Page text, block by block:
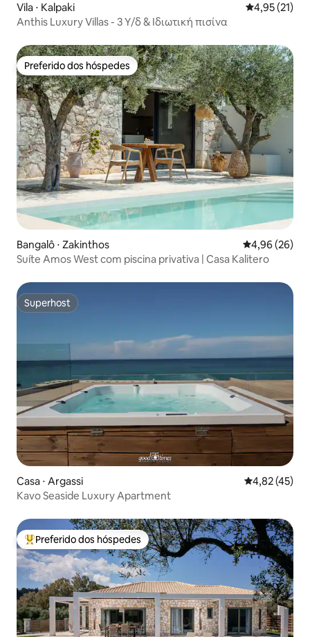
Vila ⋅ Kalpaki 4,95 de uma
4,95 (21)
Anthis Luxury Villas - 3 Υ/δ & Ιδιωτική πισίνα
Preferido dos hóspedes
Preferido dos hóspedes
Bangalô ⋅ Zakinthos 4,96 de uma
4,96 (26)
Suíte Amos West com piscina privativa | Casa Kalitero
Superhost
Superhost
Casa ⋅ Argassi 4,82 de uma
4,82 (45)
Kavo Seaside Luxury Apartment
Entre os melhores preferidos dos hóspedes
Preferido dos hóspedes